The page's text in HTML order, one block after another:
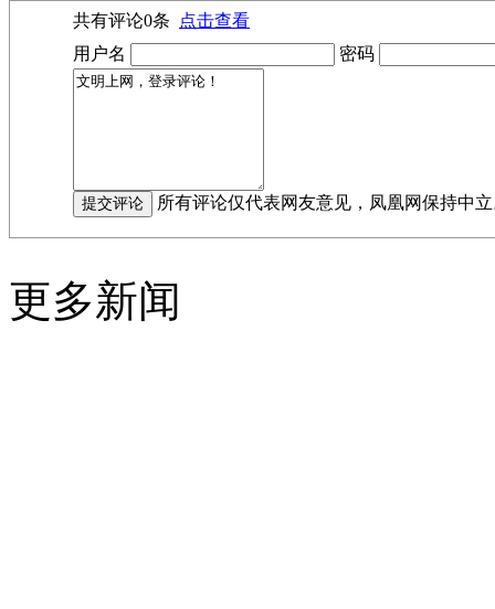
共有评论0条
点击查看
用户名
密码
所有评论仅代表网友意见，凤凰网保持中
更多新闻